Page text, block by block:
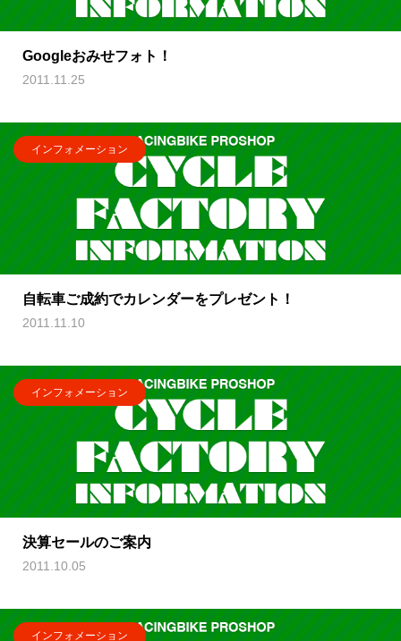
Googleおみせフォト！
2011.11.25
インフォメーション
自転車ご成約でカレンダーをプレゼント！
2011.11.10
インフォメーション
決算セールのご案内
2011.10.05
インフォメーション